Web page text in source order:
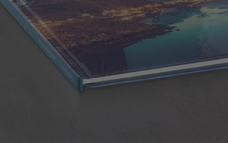
Copertina rigida
La copertina rigida è caratterizzata da una
rilegatura rigida e particolarmente resistente che
protegge le tue foto.
Qualità e robustezza
Dorso del fotolibro grande e
personalizzabile
Sono disponibili pregiate finiture oro,